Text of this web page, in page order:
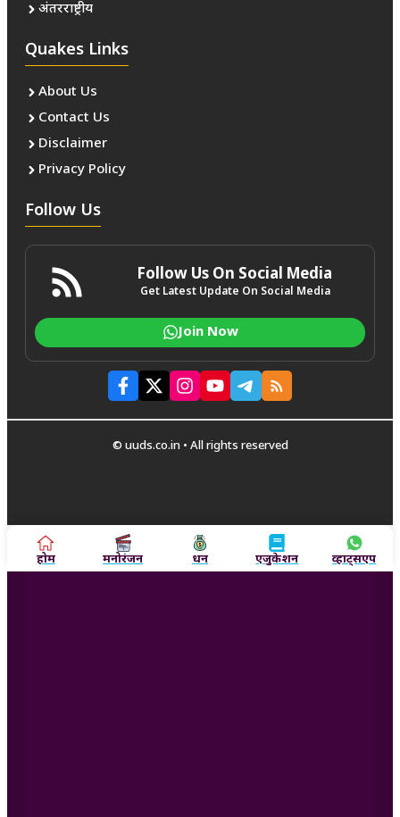
अंतरराष्ट्रीय
Quakes Links
About Us
Contact Us
Disclaimer
Privacy Policy
Follow Us
Follow Us On Social Media
Get Latest Update On Social Media
Join Now
© uuds.co.in • All rights reserved
होम मनोरंजन धन एजुकेशन व्हाट्सएप